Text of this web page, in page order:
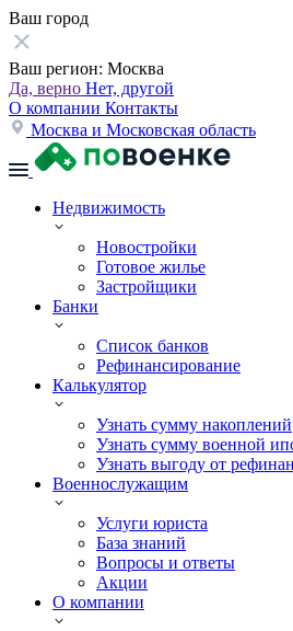
Ваш город
Ваш регион: Москва
Да, верно Нет, другой
О компании Контакты
Москва и Московская область
Недвижимость
Новостройки
Готовое жилье
Застройщики
Банки
Список банков
Рефинансирование
Калькулятор
Узнать сумму накоплений
Узнать сумму военной
Узнать выгоду от
Военнослужащим
Услуги юриста
База знаний
Вопросы и ответы
Акции
О компании